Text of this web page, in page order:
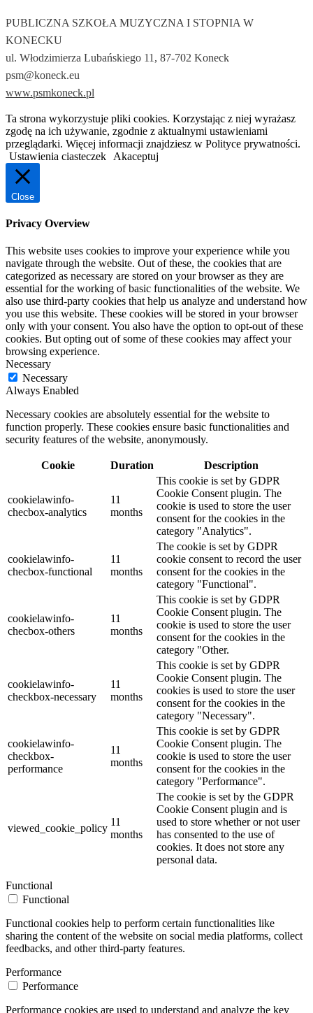
PUBLICZNA SZKOŁA MUZYCZNA I STOPNIA W
KONECKU
ul. Włodzimierza Lubańskiego 11, 87-702 Koneck
psm@koneck.eu
www.psmkoneck.pl
Ta strona wykorzystuje pliki cookies. Korzystając z niej wyrażasz
zgodę na ich używanie, zgodnie z aktualnymi ustawieniami
przeglądarki. Więcej informacji znajdziesz w Polityce prywatności.
Ustawienia ciasteczek
Akaceptuj
Close
Privacy Overview
This website uses cookies to improve your experience while you
navigate through the website. Out of these, the cookies that are
categorized as necessary are stored on your browser as they are
essential for the working of basic functionalities of the website. We
also use third-party cookies that help us analyze and understand how
you use this website. These cookies will be stored in your browser
only with your consent. You also have the option to opt-out of these
cookies. But opting out of some of these cookies may affect your
browsing experience.
Necessary
Necessary
Always Enabled
Necessary cookies are absolutely essential for the website to
function properly. These cookies ensure basic functionalities and
security features of the website, anonymously.
Cookie Duration Description
cookielawinfo-
checbox-analytics
11
months
This cookie is set by GDPR
Cookie Consent plugin. The
cookie is used to store the user
consent for the cookies in the
category "Analytics".
cookielawinfo-
checbox-functional
11
months
The cookie is set by GDPR
cookie consent to record the user
consent for the cookies in the
category "Functional".
cookielawinfo-
checbox-others
11
months
This cookie is set by GDPR
Cookie Consent plugin. The
cookie is used to store the user
consent for the cookies in the
category "Other.
cookielawinfo-
checkbox-necessary
11
months
This cookie is set by GDPR
Cookie Consent plugin. The
cookies is used to store the user
consent for the cookies in the
category "Necessary".
cookielawinfo-
checkbox-
performance
11
months
This cookie is set by GDPR
Cookie Consent plugin. The
cookie is used to store the user
consent for the cookies in the
category "Performance".
viewed_cookie_policy
11
months
The cookie is set by the GDPR
Cookie Consent plugin and is
used to store whether or not user
has consented to the use of
cookies. It does not store any
personal data.
Functional
Functional
Functional cookies help to perform certain functionalities like
sharing the content of the website on social media platforms, collect
feedbacks, and other third-party features.
Performance
Performance
Performance cookies are used to understand and analyze the key